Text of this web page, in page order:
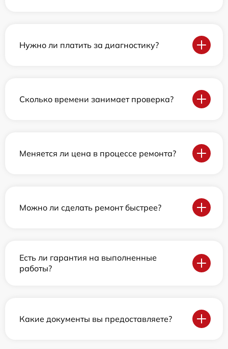
Нужно ли платить за диагностику?
Сколько времени занимает проверка?
Меняется ли цена в процессе ремонта?
Можно ли сделать ремонт быстрее?
Есть ли гарантия на выполненные
работы?
Какие документы вы предоставляете?